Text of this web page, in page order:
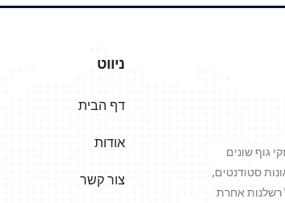
גוף שונים
סטודנטים,
רשלנות אחרת
ניווט
דף הבית
אודות
צור קשר